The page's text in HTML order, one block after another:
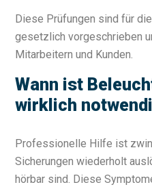
Diese Prüfungen sind für die
gesetzlich vorgeschrieben
Mitarbeitern und Kunden.
Wann ist
wirklich
Professionelle Hilfe ist
Sicherungen wiederholt
hörbar sind. Diese